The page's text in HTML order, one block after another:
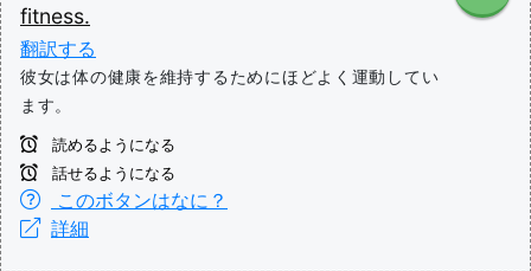
fitness.
翻訳する
彼女は体の健康を維持するためにほどよく運動してい
ます。
読めるようになる
話せるようになる
このボタンはなに？
詳細